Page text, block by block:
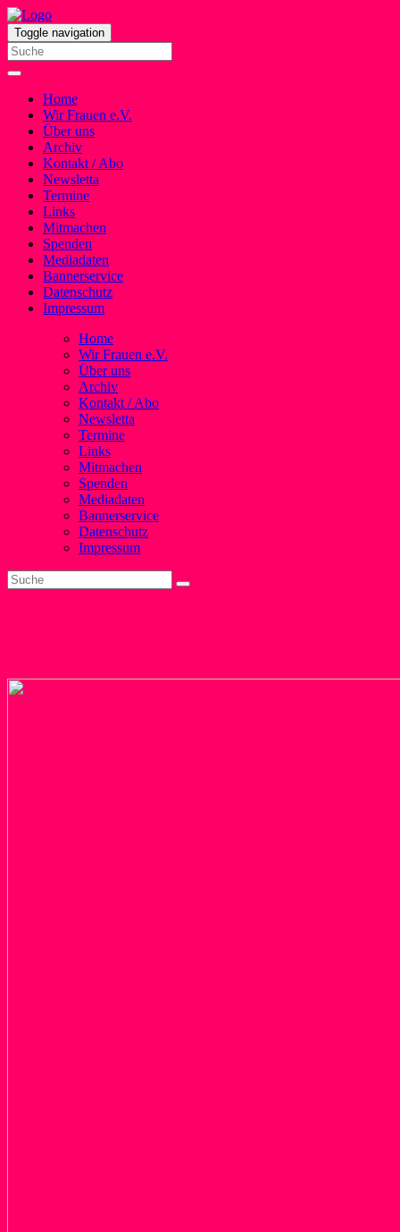
Toggle navigation
Home
Wir Frauen e.V.
Über uns
Archiv
Kontakt / Abo
Newsletta
Termine
Links
Mitmachen
Spenden
Mediadaten
Bannerservice
Datenschutz
Impressum
Home
Wir Frauen e.V.
Über uns
Archiv
Kontakt / Abo
Newsletta
Termine
Links
Mitmachen
Spenden
Mediadaten
Bannerservice
Datenschutz
Impressum